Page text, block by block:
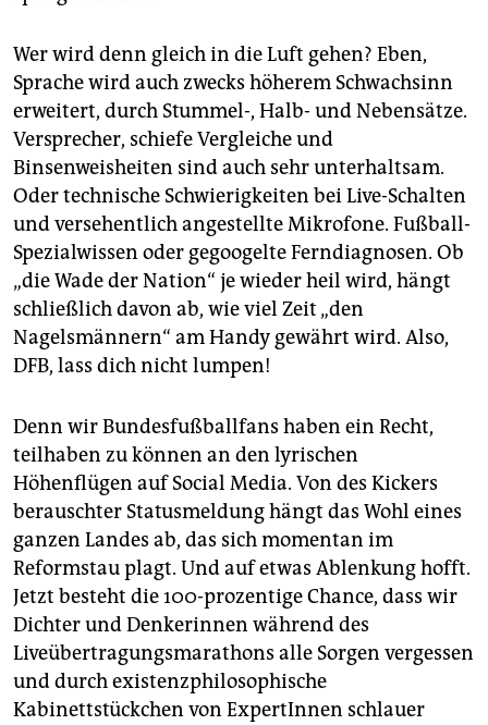
Wer wird denn gleich in die Luft gehen? Eben,
Sprache wird auch zwecks höherem Schwachsinn
erweitert, durch Stummel-, Halb- und Nebensätze.
Versprecher, schiefe Vergleiche und
Binsenweisheiten sind auch sehr unterhaltsam.
Oder technische Schwierigkeiten bei Live-Schalten
und versehentlich angestellte Mikrofone. Fußball-
Spezialwissen oder gegoogelte Ferndiagnosen. Ob
„die Wade der Nation“ je wieder heil wird, hängt
schließlich davon ab, wie viel Zeit „den
Nagelsmännern“ am Handy gewährt wird. Also,
DFB, lass dich nicht lumpen!
Denn wir Bundesfußballfans haben ein Recht,
teilhaben zu können an den lyrischen
Höhenflügen auf Social Media. Von des Kickers
berauschter Statusmeldung hängt das Wohl eines
ganzen Landes ab, das sich momentan im
Reformstau plagt. Und auf etwas Ablenkung hofft.
Jetzt besteht die 100-prozentige Chance, dass wir
Dichter und Denkerinnen während des
Liveübertragungsmarathons alle Sorgen vergessen
und durch existenzphilosophische
Kabinettstückchen von ExpertInnen schlauer